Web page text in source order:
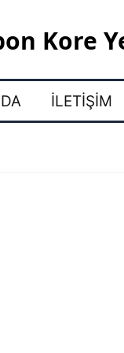
Kore
İLETIŞIM